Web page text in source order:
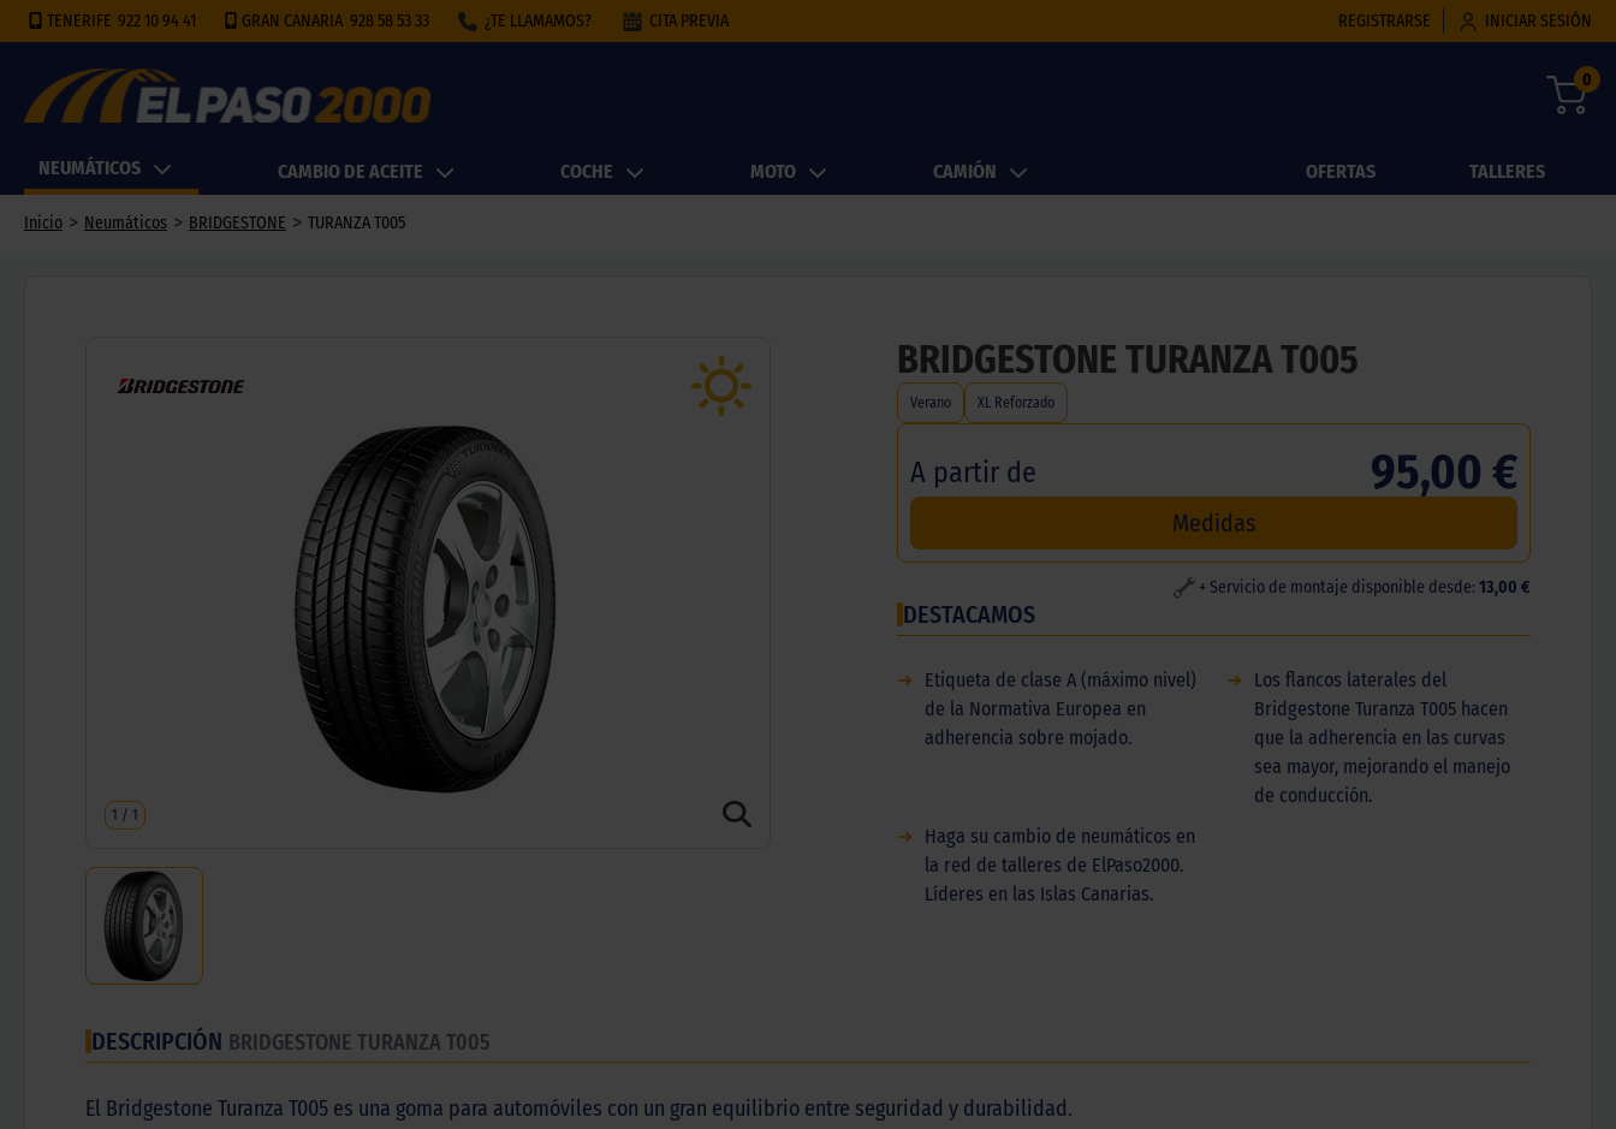
TENERIFE 922 10 94 41 GRAN CANARIA 928 58 53 33 ¿TE LLAMAMOS? CITA PREVIA REGISTRARSE INICIAR SESIÓN
0
NEUMÁTICOS CAMBIO DE ACEITE COCHE MOTO CAMIÓN OFERTAS TALLERES
Inicio > Neumáticos > BRIDGESTONE > TURANZA T005
1 / 1
BRIDGESTONE TURANZA T005
Verano XL Reforzado
A partir de 95,00 €
Medidas
+ Servicio de montaje disponible desde: 13,00 €
DESTACAMOS
➜
Etiqueta de clase A (máximo nivel)
de la Normativa Europea en
adherencia sobre mojado.
➜
Los flancos laterales del
Bridgestone Turanza T005 hacen
que la adherencia en las curvas
sea mayor, mejorando el manejo
de conducción.
➜
Haga su cambio de neumáticos en
la red de talleres de ElPaso2000.
Líderes en las Islas Canarias.
DESCRIPCIÓN BRIDGESTONE TURANZA T005
El Bridgestone Turanza T005 es una goma para automóviles con un gran equilibrio entre seguridad y durabilidad.